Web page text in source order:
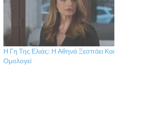
Η Γη Της Ελιάς: Η Αθηνά Ξεσπάει Και
Ομολογεί